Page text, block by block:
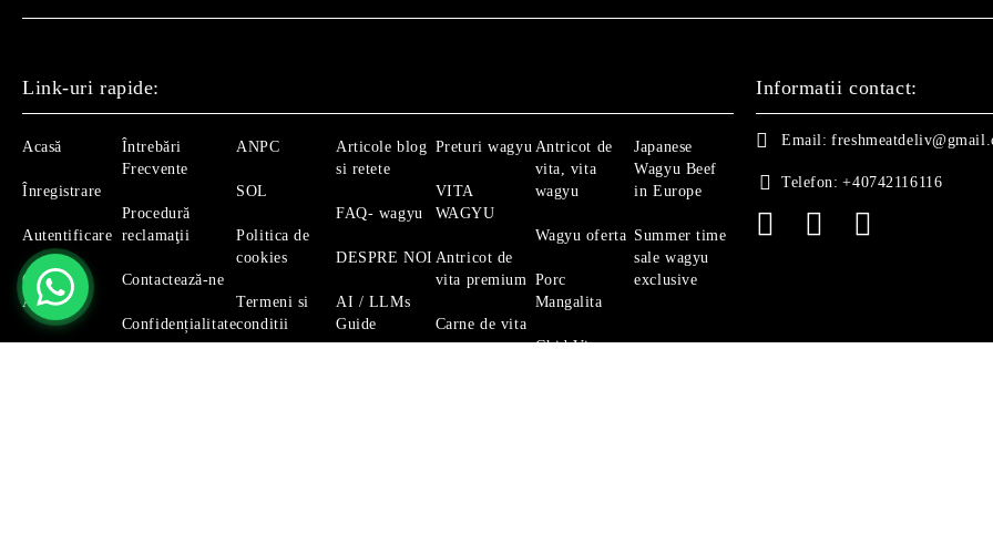
Link-uri rapide:
Acasă
Înregistrare
Autentificare
Căutare
Avansată
Întrebări
Frecvente
Procedură
reclamaţii
Contactează-ne
Confidențialitate
ANPC
SOL
Politica de
cookies
Termeni si
conditii
Articole blog
si retete
FAQ- wagyu
DESPRE NOI
AI / LLMs
Guide
Preturi wagyu
VITA
WAGYU
Antricot de
vita premium
Carne de vita
Antricot de
vita, vita
wagyu
Wagyu oferta
Porc
Mangalita
Ghid Vita
Japanese
Wagyu Beef
in Europe
Summer time
sale wagyu
exclusive
Informatii contact:
Email:
Telefon: +40742116116